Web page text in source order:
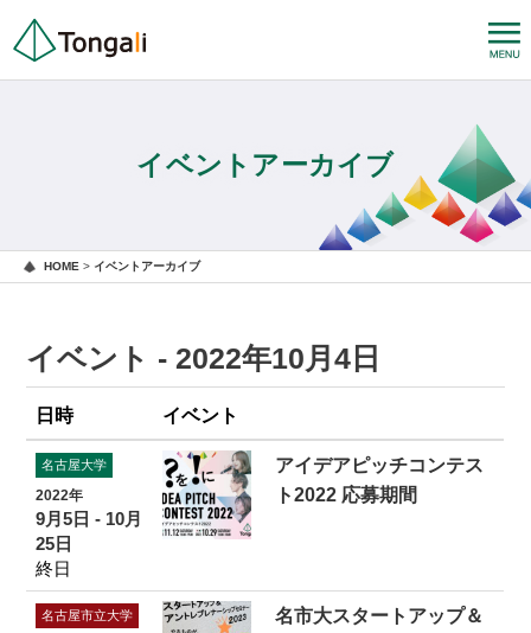
イベントアーカイブ
HOME > イベントアーカイブ
イベント - 2022年10月4日
日時 イベント
名古屋大学
2022年
9月5日 - 10月
25日
終日
アイデアピッチコンテス
ト2022 応募期間
名古屋市立大学
名市大スタートアップ＆